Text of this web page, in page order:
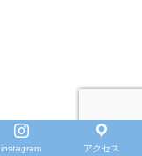
instagram アクセス